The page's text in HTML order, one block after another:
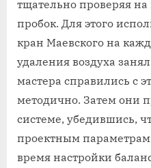
тщательно проверяя
пробок. Для этого
кран Маевского на
удаления воздуха
мастера справились с
методично. Затем они
системе‚ убедившись‚
проектным
время настройки